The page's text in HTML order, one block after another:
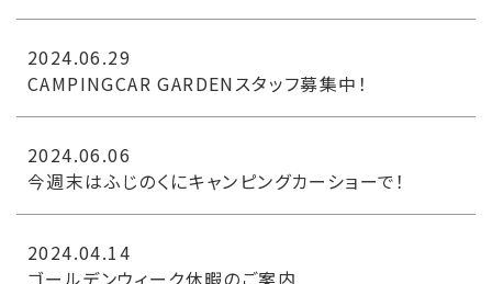
2024.06.29
CAMPINGCAR GARDENスタッフ募集中！
2024.06.06
今週末はふじのくにキャンピングカーショーで！
2024.04.14
ゴールデンウィーク休暇のご案内